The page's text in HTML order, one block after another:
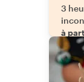
3
à